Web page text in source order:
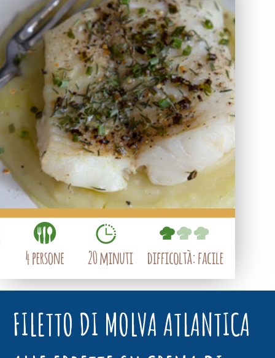
FILETTO DI MOLVA ATLANTICA